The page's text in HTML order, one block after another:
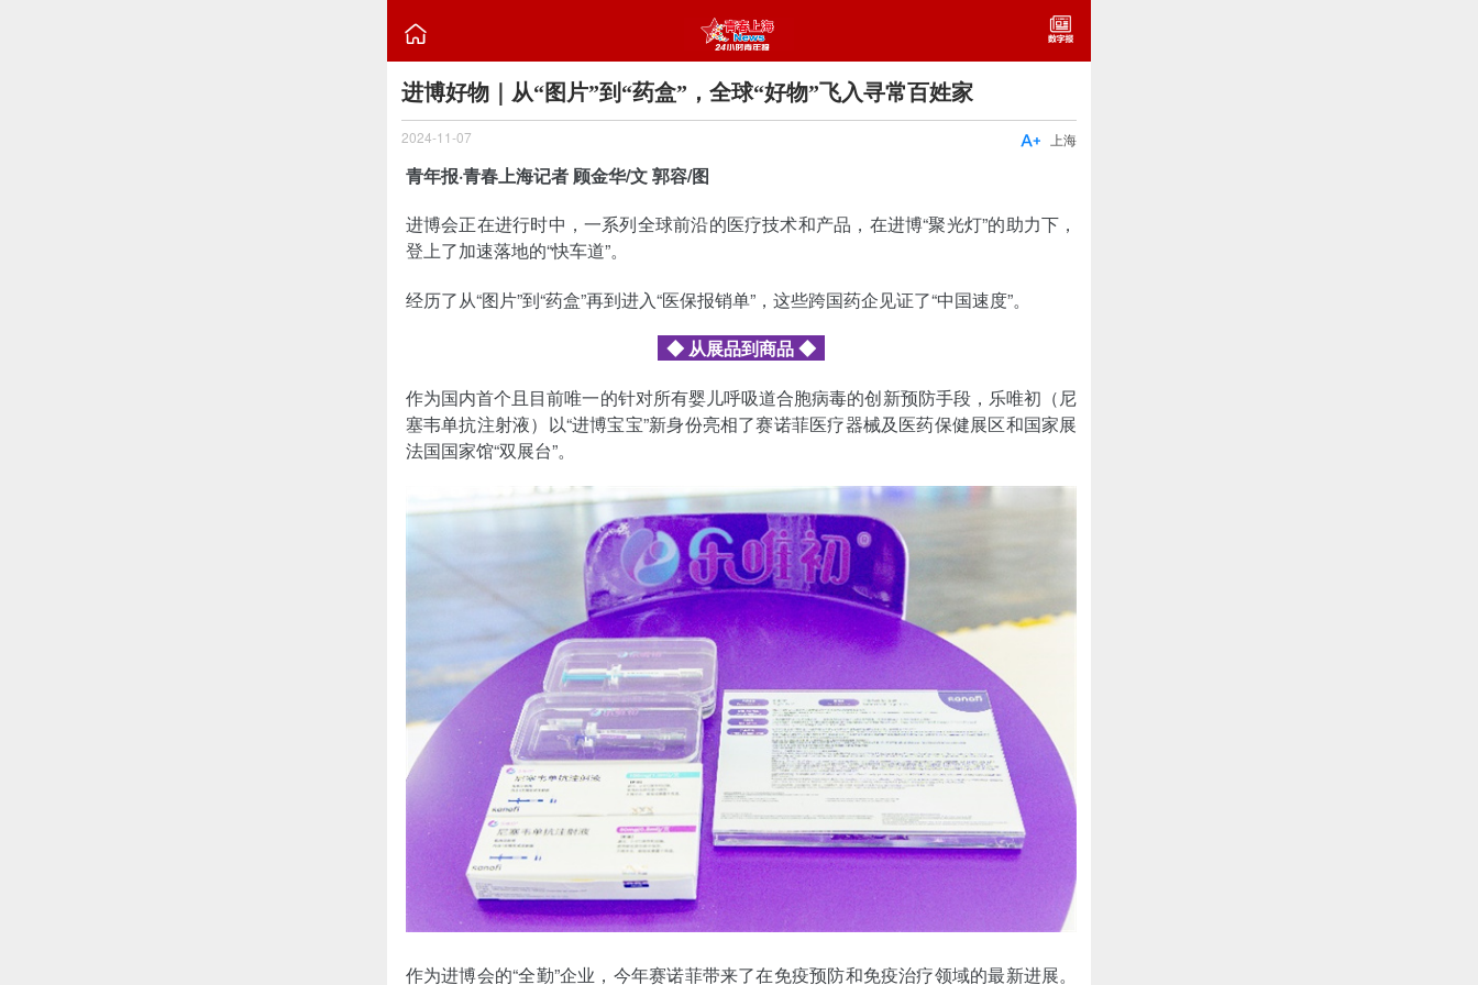

进博好物｜从“图片”到“药盒”，全球“好物”飞入寻常百姓家
2024-11-07 上海

青年报·青春上海记者 顾金华/文 郭容/图
进博会正在进行时中，一系列全球前沿的医疗技术和产品，在进博“聚光灯”的助力下，
登上了加速落地的“快车道”。
经历了从“图片”到“药盒”再到进入“医保报销单”，这些跨国药企见证了“中国速度”。
◆ 从展品到商品 ◆
作为国内首个且目前唯一的针对所有婴儿呼吸道合胞病毒的创新预防手段，乐唯初（尼
塞韦单抗注射液）以“进博宝宝”新身份亮相了赛诺菲医疗器械及医药保健展区和国家展
法国国家馆“双展台”。
作为进博会的“全勤”企业，今年赛诺菲带来了在免疫预防和免疫治疗领域的最新进展。